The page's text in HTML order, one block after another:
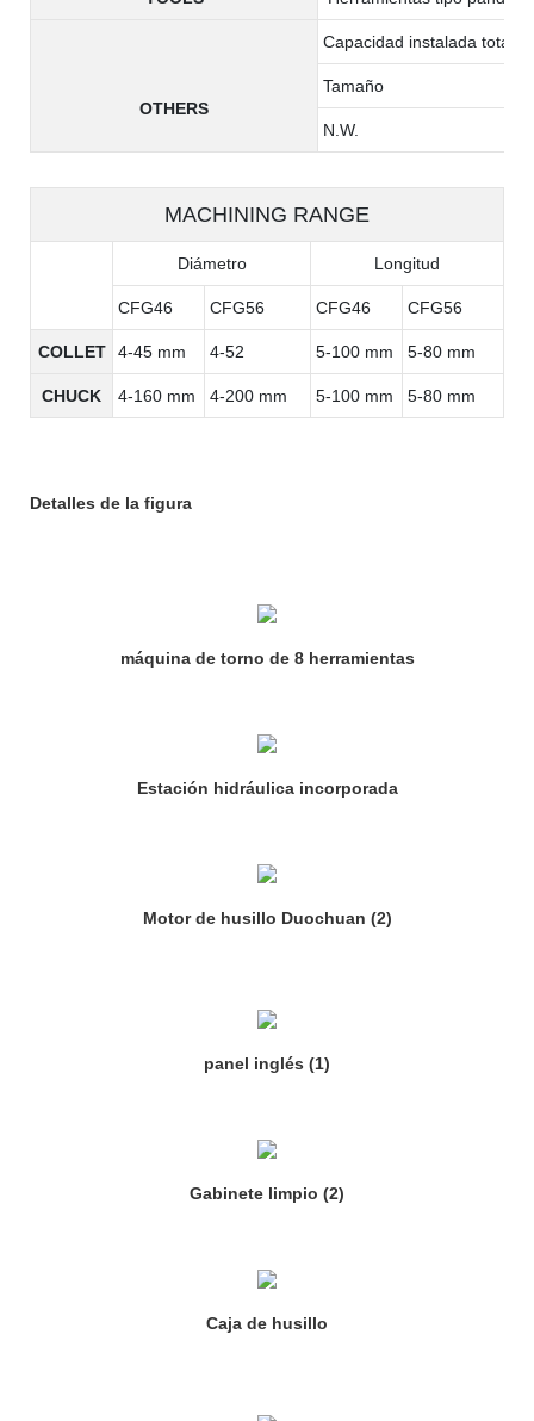
OTHERS
Capacidad instalada total
Tamaño
N.W.
MACHINING RANGE
Diámetro Longitud
CFG46 CFG56 CFG46 CFG56
COLLET 4-45 mm 4-52 5-100 mm 5-80 mm
CHUCK 4-160 mm 4-200 mm 5-100 mm 5-80 mm
Detalles de la figura
máquina de torno de 8 herramientas
Estación hidráulica incorporada
Motor de husillo Duochuan (2)
panel inglés (1)
Gabinete limpio (2)
Caja de husillo